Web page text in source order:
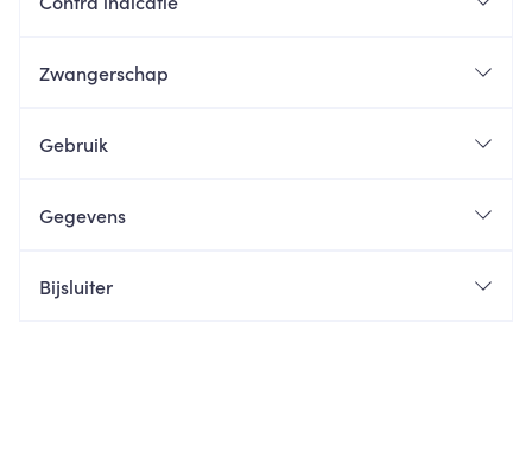
Zwangerschap
Gebruik
Gegevens
Bijsluiter